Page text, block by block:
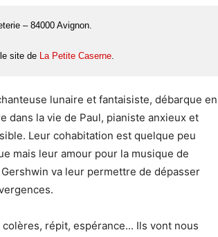
– 84000 Avignon.
site de La Petite Caserne.
lunaire et fantaisiste, débarque en
dans la vie de Paul, pianiste anxieux et
Leur cohabitation est quelque peu
mais leur amour pour la musique de
va leur permettre de dépasser
colères, répit, espérance... Ils vont nous